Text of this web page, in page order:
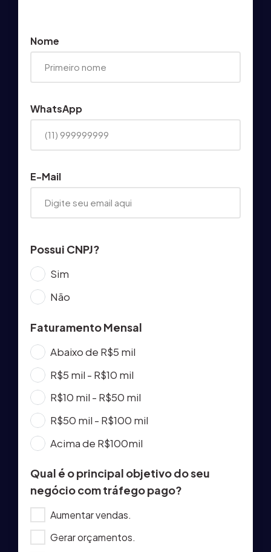
Nome
WhatsApp
E-Mail
Possui CNPJ?
Sim
Não
Faturamento Mensal
Abaixo de R$5 mil
R$5 mil - R$10 mil
R$10 mil - R$50 mil
R$50 mil - R$100 mil
Acima de R$100mil
Qual é o principal objetivo do seu
negócio com tráfego pago?
Aumentar vendas.
Gerar orçamentos.